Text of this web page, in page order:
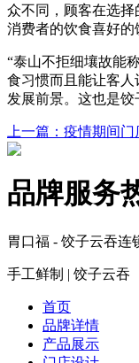
众不同，顾客在选
消费者的饮食喜好的
“泰山不拒细壤故能
食习惯而且能让客
发展前景。这也是
上一篇 ：疫情期间
品牌服务
胃口福 - 饺子云吞连
手工鲜制 | 饺子云吞
首页
品牌详情
产品展示